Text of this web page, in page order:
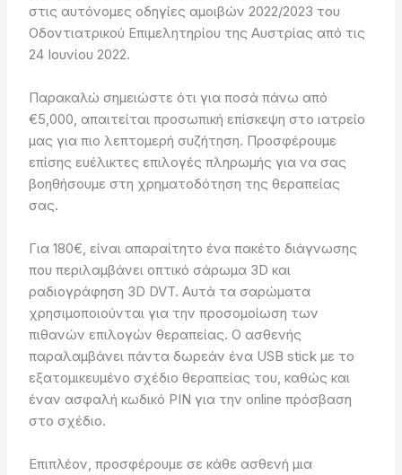
στις αυτόνομες οδηγίες αμοιβών 2022/2023 του
Οδοντιατρικού Επιμελητηρίου της Αυστρίας από τις
24 Ιουνίου 2022.
Παρακαλώ σημειώστε ότι για ποσά πάνω από
€5,000, απαιτείται προσωπική επίσκεψη στο ιατρείο
μας για πιο λεπτομερή συζήτηση. Προσφέρουμε
επίσης ευέλικτες επιλογές πληρωμής για να σας
βοηθήσουμε στη χρηματοδότηση της θεραπείας
σας.
Για 180€, είναι απαραίτητο ένα πακέτο διάγνωσης
που περιλαμβάνει οπτικό σάρωμα 3D και
ραδιογράφηση 3D DVT. Αυτά τα σαρώματα
χρησιμοποιούνται για την προσομοίωση των
πιθανών επιλογών θεραπείας. Ο ασθενής
παραλαμβάνει πάντα δωρεάν ένα USB stick με το
εξατομικευμένο σχέδιο θεραπείας του, καθώς και
έναν ασφαλή κωδικό PIN για την online πρόσβαση
στο σχέδιο.
Επιπλέον, προσφέρουμε σε κάθε ασθενή μια